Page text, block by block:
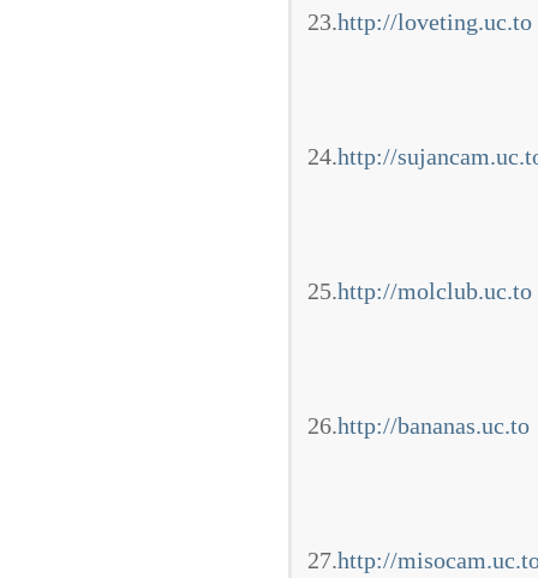
23.http://loveting.uc.to
24.http://
25.http://molclub.uc.to
26.http://bananas.uc.to
27.http://